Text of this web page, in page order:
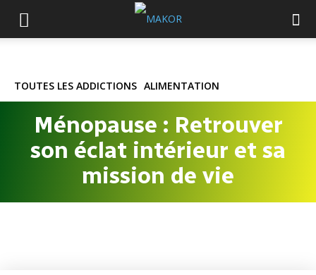
TOUTES LES ADDICTIONS ALIMENTATION
Ménopause : Retrouver
son éclat intérieur et sa
mission de vie